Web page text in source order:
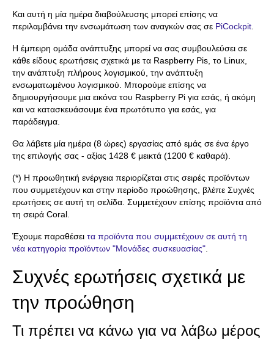
Και αυτή η μία ημέρα διαβούλευσης μπορεί επίσης να
περιλαμβάνει την ενσωμάτωση των αναγκών σας σε PiCockpit.
Η έμπειρη ομάδα ανάπτυξης μπορεί να σας συμβουλεύσει σε
κάθε είδους ερωτήσεις σχετικά με τα Raspberry Pis, το Linux,
την ανάπτυξη πλήρους λογισμικού, την ανάπτυξη
ενσωματωμένου λογισμικού. Μπορούμε επίσης να
δημιουργήσουμε μια εικόνα του Raspberry Pi για εσάς, ή ακόμη
και να κατασκευάσουμε ένα πρωτότυπο για εσάς, για
παράδειγμα.
Θα λάβετε μία ημέρα (8 ώρες) εργασίας από εμάς σε ένα έργο
της επιλογής σας - αξίας 1428 € μεικτά (1200 € καθαρά).
(*) Η προωθητική ενέργεια περιορίζεται στις σειρές προϊόντων
που συμμετέχουν και στην περίοδο προώθησης, βλέπε Συχνές
ερωτήσεις σε αυτή τη σελίδα. Συμμετέχουν επίσης προϊόντα από
τη σειρά Coral.
Έχουμε παραθέσει τα προϊόντα που συμμετέχουν σε αυτή τη
νέα κατηγορία προϊόντων "Μονάδες συσκευασίας".
Συχνές ερωτήσεις σχετικά με
την προώθηση
Τι πρέπει να κάνω για να λάβω μέρος